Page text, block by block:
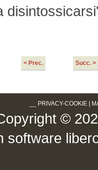
< Prec. Succ. >
PRIVACY-COOKIE
©
software